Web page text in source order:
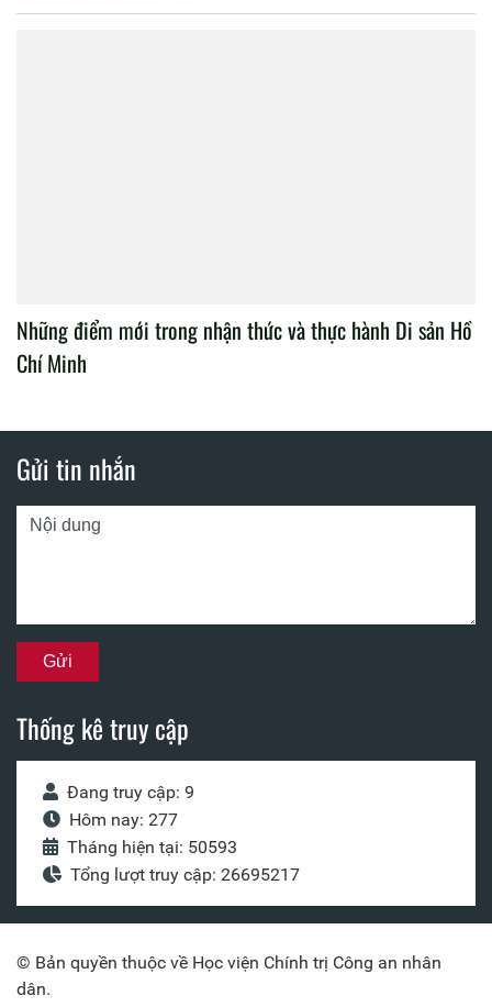
Những điểm mới trong nhận thức và thực hành Di sản Hồ
Chí Minh
Gửi tin nhắn
Thống kê truy cập
Đang truy cập: 9
Hôm nay: 277
Tháng hiện tại: 50593
Tổng lượt truy cập: 26695217
© Bản quyền thuộc về Học viện Chính trị Công an nhân
dân.